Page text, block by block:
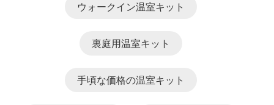
ウォークイン温室キット
裏庭用温室キット
手頃な価格の温室キット